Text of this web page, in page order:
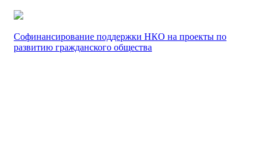
Софинансирование поддержки НКО на проекты по
развитию гражданского общества